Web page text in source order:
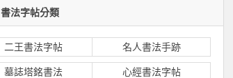
書法字帖分類
二王書法字帖 名人書法手跡
墓誌塔銘書法 心經書法字帖